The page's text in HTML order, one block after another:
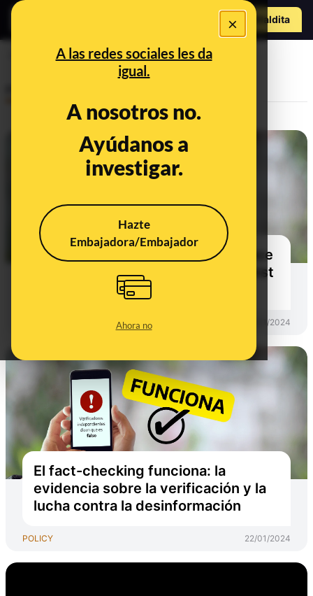
×
A las redes sociales les da
igual.
A nosotros no.
Ayúdanos a
investigar.
Hazte
Embajadora/Embajador
Ahora no
Hazte Maldito
Nuestra postura
Fact-checking works: the evidence
on verification and the fight against
disinformation
26/01/2024
El fact-checking funciona: la
evidencia sobre la verificación y la
lucha contra la desinformación
POLICY 22/01/2024